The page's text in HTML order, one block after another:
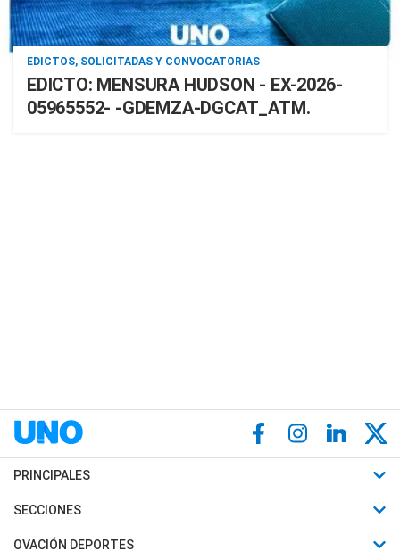
EDICTOS, SOLICITADAS Y CONVOCATORIAS
EDICTO: MENSURA HUDSON - EX-2026-
05965552- -GDEMZA-DGCAT_ATM.
PRINCIPALES
Últimas Noticias
Política
SECCIONES
Horóscopo
OVACIÓN DEPORTES